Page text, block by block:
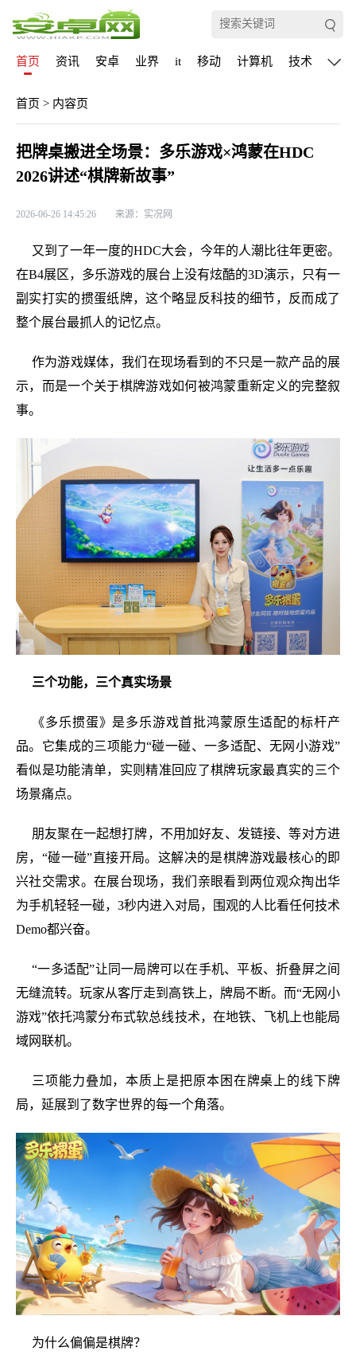
首页 资讯 安卓 业界 it 移动 计算机 技术 通信
首页 > 内容页
把牌桌搬进全场景：多乐游戏×鸿蒙在HDC
2026讲述“棋牌新故事”
2026-06-26 14:45:26 来源：实况网
又到了一年一度的HDC大会，今年的人潮比往年更密。
在B4展区，多乐游戏的展台上没有炫酷的3D演示，只有一
副实打实的掼蛋纸牌，这个略显反科技的细节，反而成了
整个展台最抓人的记忆点。
作为游戏媒体，我们在现场看到的不只是一款产品的展
示，而是一个关于棋牌游戏如何被鸿蒙重新定义的完整叙
事。
三个功能，三个真实场景
《多乐掼蛋》是多乐游戏首批鸿蒙原生适配的标杆产
品。它集成的三项能力“碰一碰、一多适配、无网小游戏”
看似是功能清单，实则精准回应了棋牌玩家最真实的三个
场景痛点。
朋友聚在一起想打牌，不用加好友、发链接、等对方进
房，“碰一碰”直接开局。这解决的是棋牌游戏最核心的即
兴社交需求。在展台现场，我们亲眼看到两位观众掏出华
为手机轻轻一碰，3秒内进入对局，围观的人比看任何技术
Demo都兴奋。
“一多适配”让同一局牌可以在手机、平板、折叠屏之间
无缝流转。玩家从客厅走到高铁上，牌局不断。而“无网小
游戏”依托鸿蒙分布式软总线技术，在地铁、飞机上也能局
域网联机。
三项能力叠加，本质上是把原本困在牌桌上的线下牌
局，延展到了数字世界的每一个角落。
为什么偏偏是棋牌？